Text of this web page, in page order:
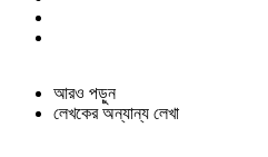
আরও পড়ুন
লেখকের অন্যান্য লেখা